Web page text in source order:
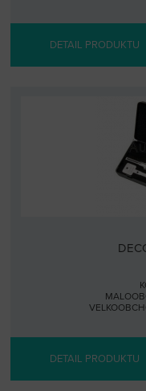
DETAIL PRODUKTU
DETAIL PRODUKTU